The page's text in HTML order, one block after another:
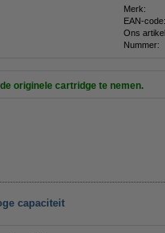
Merk:
EAN-code:
Ons
Nummer:
originele cartridge te nemen.
capaciteit